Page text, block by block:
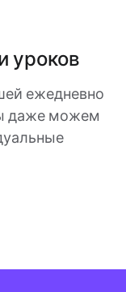
уроков
ежедневно
даже можем